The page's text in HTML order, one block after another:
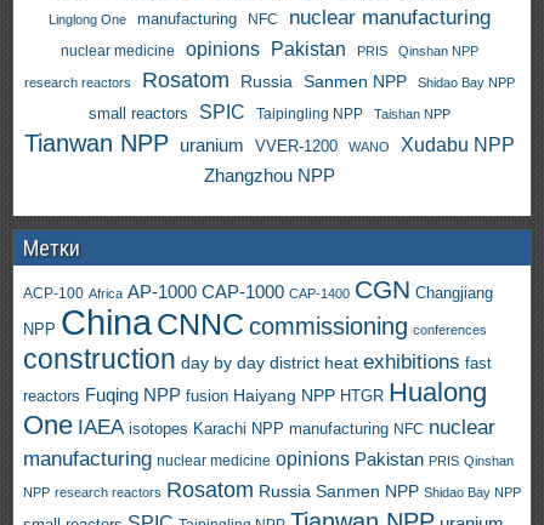
Linglong One manufacturing NFC nuclear manufacturing
nuclear medicine opinions Pakistan PRIS Qinshan NPP
research reactors Rosatom Russia Sanmen NPP Shidao Bay NPP
small reactors SPIC Taipingling NPP Taishan NPP
Tianwan NPP uranium VVER-1200 WANO
Xudabu NPP
Zhangzhou NPP
Метки
ACP-100 Africa AP-1000 CAP-1000 CAP-1400 CGN Changjiang
NPP ChinaCNNC commissioning conferences
construction day by day district heat exhibitions fast
reactors Fuqing NPP fusion Haiyang NPP HTGR Hualong
One IAEA isotopes Karachi NPP manufacturing NFC nuclear
manufacturing nuclear medicine opinions Pakistan PRIS Qinshan
NPP research reactors Rosatom Russia Sanmen NPP Shidao Bay NPP